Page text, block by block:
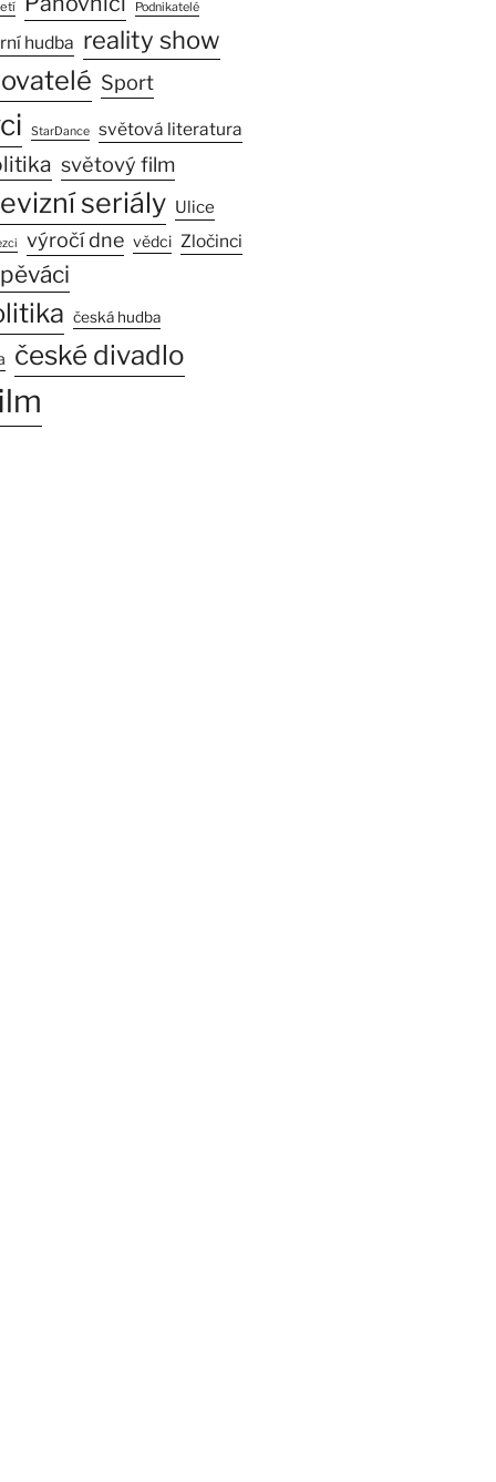
Podnikatelé
hudba reality show
Sport
StarDance světová literatura
světový film
seriály Ulice
výročí dne vědci Zločinci
česká hudba
české divadlo